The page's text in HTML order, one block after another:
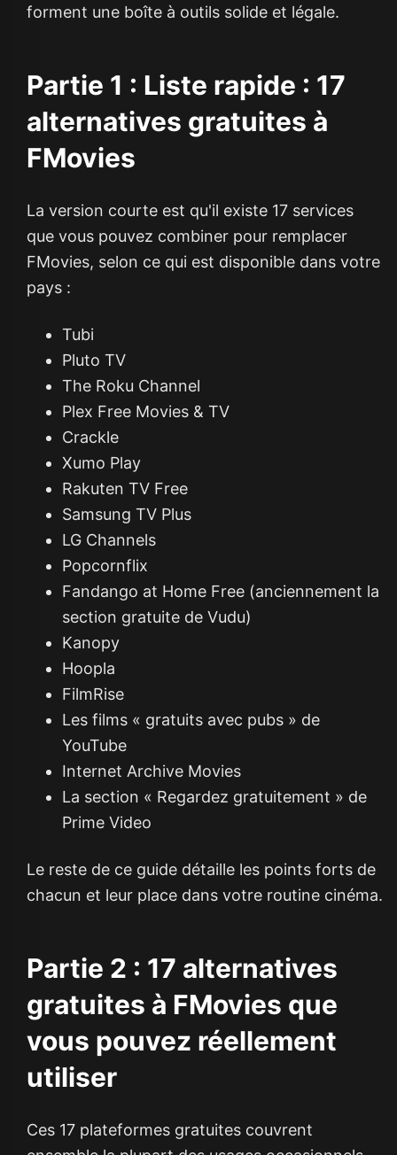
forment une boîte à outils solide et légale.
Partie 1 : Liste rapide : 17
alternatives gratuites à
FMovies
La version courte est qu'il existe 17 services
que vous pouvez combiner pour remplacer
FMovies, selon ce qui est disponible dans votre
pays :
Tubi
Pluto TV
The Roku Channel
Plex Free Movies & TV
Crackle
Xumo Play
Rakuten TV Free
Samsung TV Plus
LG Channels
Popcornflix
Fandango at Home Free (anciennement la
section gratuite de Vudu)
Kanopy
Hoopla
FilmRise
Les films « gratuits avec pubs » de
YouTube
Internet Archive Movies
La section « Regardez gratuitement » de
Prime Video
Le reste de ce guide détaille les points forts de
chacun et leur place dans votre routine cinéma.
Partie 2 : 17 alternatives
gratuites à FMovies que
vous pouvez réellement
utiliser
Ces 17 plateformes gratuites couvrent